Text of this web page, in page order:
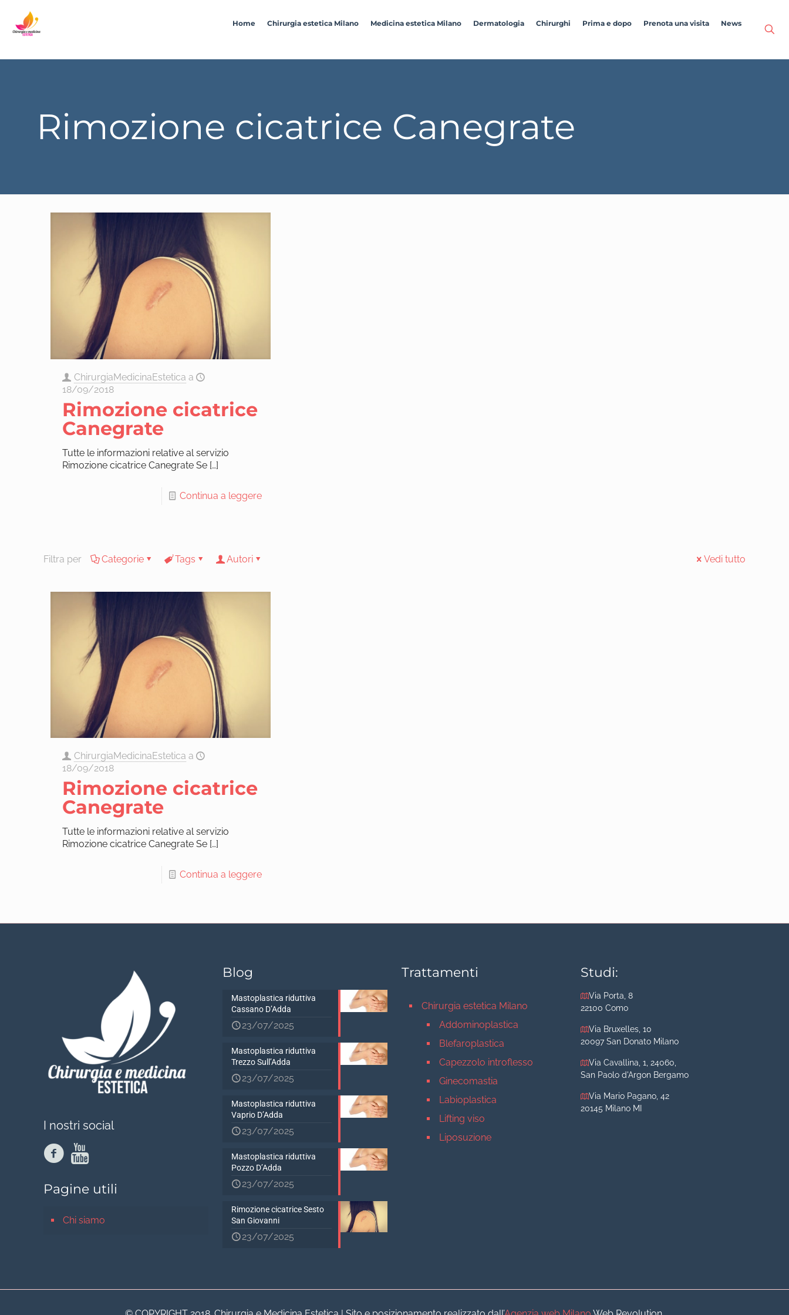
Home Chirurgia estetica Milano Medicina estetica Milano Dermatologia Chirurghi Prima e dopo Prenota una visita News
Rimozione cicatrice Canegrate
ChirurgiaMedicinaEstetica a
18/09/2018
Rimozione cicatrice
Canegrate
Tutte le informazioni relative al servizio
Rimozione cicatrice Canegrate Se[…]
Continua a leggere
Filtra per Categorie Tags Autori Vedi tutto
ChirurgiaMedicinaEstetica a
18/09/2018
Rimozione cicatrice
Canegrate
Tutte le informazioni relative al servizio
Rimozione cicatrice Canegrate Se[…]
Continua a leggere
I nostri social
Pagine utili
Chi siamo
Blog
Mastoplastica riduttiva
Cassano D’Adda
23/07/2025
Mastoplastica riduttiva
Trezzo Sull’Adda
23/07/2025
Mastoplastica riduttiva
Vaprio D’Adda
23/07/2025
Mastoplastica riduttiva
Pozzo D’Adda
23/07/2025
Rimozione cicatrice Sesto
San Giovanni
23/07/2025
Trattamenti
Chirurgia estetica Milano
Addominoplastica
Blefaroplastica
Capezzolo introflesso
Ginecomastia
Labioplastica
Lifting viso
Liposuzione
Aumento labbra
Botulino
Studi:
Via Porta, 8
22100 Como
Via Bruxelles, 10
20097 San Donato Milano
Via Cavallina, 1, 24060,
San Paolo d'Argon Bergamo
Via Mario Pagano, 42
20145 Milano MI